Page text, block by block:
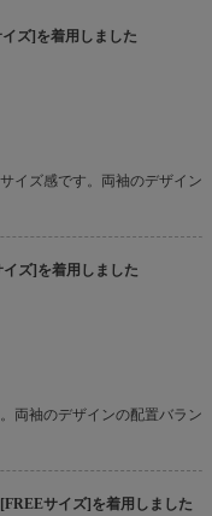
ズ]を着用しました
イズ感です。両袖のデザイン
ズ]を着用しました
両袖のデザインの配置バラン
[FREEサイズ]を着用しました